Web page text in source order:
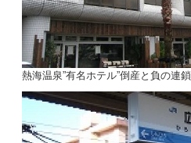
熱海温泉”有名ホテル”倒産と負の連鎖